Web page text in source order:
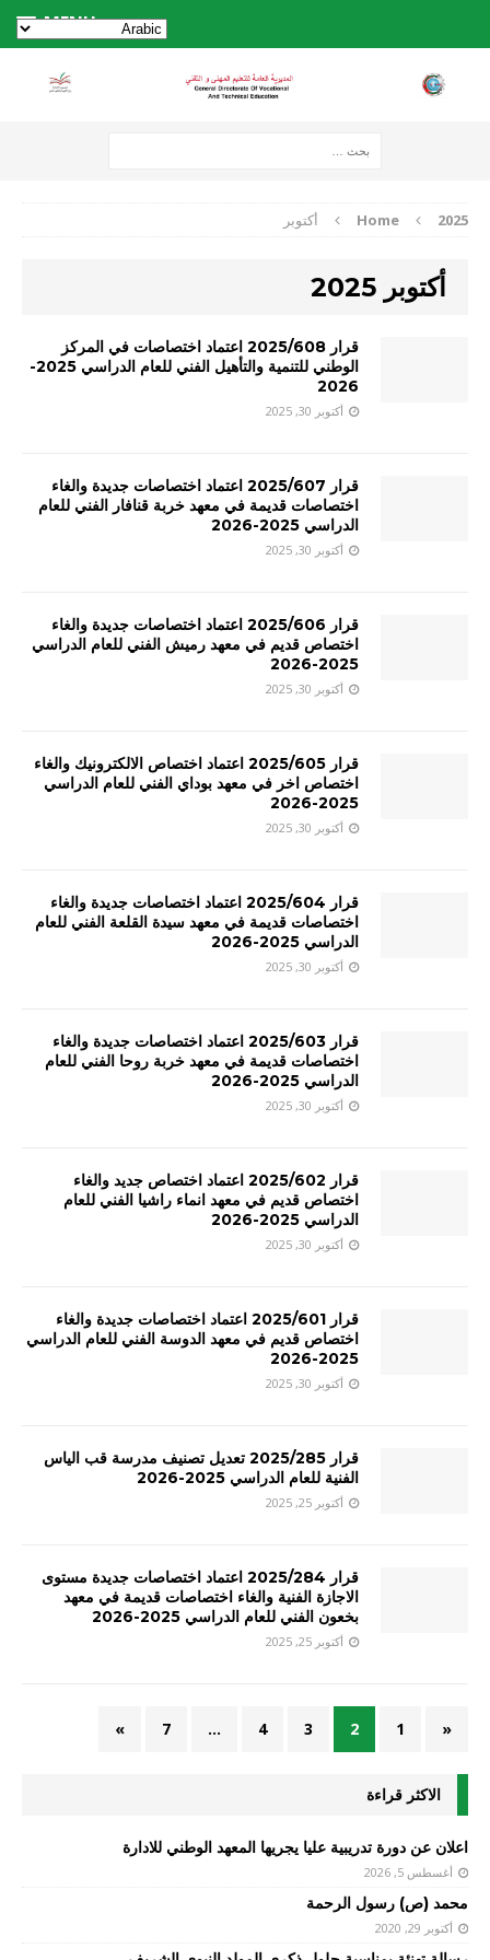
MENU
Home 2025 أكتوبر
أكتوبر 2025
قرار 2025/608 اعتماد اختصاصات في المركز
الوطني للتنمية والتأهيل الفني للعام الدراسي 2025-
2026
أكتوبر 30, 2025
قرار 2025/607 اعتماد اختصاصات جديدة والغاء
اختصاصات قديمة في معهد خربة قنافار الفني للعام
الدراسي 2025-2026
أكتوبر 30, 2025
قرار 2025/606 اعتماد اختصاصات جديدة والغاء
اختصاص قديم في معهد رميش الفني للعام الدراسي
2025-2026
أكتوبر 30, 2025
قرار 2025/605 اعتماد اختصاص الالكترونيك والغاء
اختصاص اخر في معهد بوداي الفني للعام الدراسي
2025-2026
أكتوبر 30, 2025
قرار 2025/604 اعتماد اختصاصات جديدة والغاء
اختصاصات قديمة في معهد سيدة القلعة الفني للعام
الدراسي 2025-2026
أكتوبر 30, 2025
قرار 2025/603 اعتماد اختصاصات جديدة والغاء
اختصاصات قديمة في معهد خربة روحا الفني للعام
الدراسي 2025-2026
أكتوبر 30, 2025
قرار 2025/602 اعتماد اختصاص جديد والغاء
اختصاص قديم في معهد انماء راشيا الفني للعام
الدراسي 2025-2026
أكتوبر 30, 2025
قرار 2025/601 اعتماد اختصاصات جديدة والغاء
اختصاص قديم في معهد الدوسة الفني للعام الدراسي
2025-2026
أكتوبر 30, 2025
قرار 2025/285 تعديل تصنيف مدرسة قب الياس
الفنية للعام الدراسي 2025-2026
أكتوبر 25, 2025
قرار 2025/284 اعتماد اختصاصات جديدة مستوى
الاجازة الفنية والغاء اختصاصات قديمة في معهد
بخعون الفني للعام الدراسي 2025-2026
أكتوبر 25, 2025
«
1
2
3
4
…
7
»
الاكثر قراءة
اعلان عن دورة تدريبية عليا يجريها المعهد الوطني للادارة
أغسطس 5, 2026
محمد (ص) رسول الرحمة
أكتوبر 29, 2020